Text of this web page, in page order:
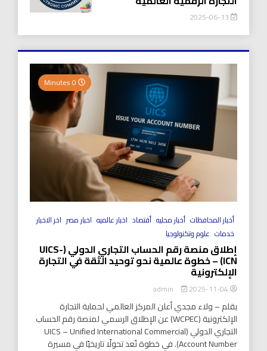
2025-06-13
أخبار المحافظات أخبار محليه أقتصاد اخبار عالميه اخبار مصر اخر الاخبار
خدمات علوم وتكنولوجيا
إطلاق منصة رقم الحساب التجاري الدولي (UICS-
ICN) – خطوة عالمية نحو توحيد الثقة في التجارة
الإلكترونية
2025-11-04
بقلم – ولاء مجدي أعلن المركز العالمي لحماية التجارة
الإلكترونية (WCPEC) عن الإطلاق الرسمي لمنصة رقم الحساب
التجاري الدولي (UICS – Unified International Commercial
Account Number). في خطوة تُعد تحولًا تاريخيًا في مسيرة